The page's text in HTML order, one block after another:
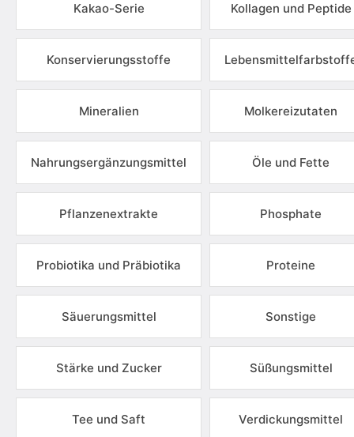
Kakao-Serie Kollagen und Peptide
Konservierungsstoffe
Mineralien Molkereizutaten
Nahrungsergänzungsmittel Öle und Fette
Pflanzenextrakte Phosphate
Probiotika und Präbiotika Proteine
Säuerungsmittel Sonstige
Stärke und Zucker Süßungsmittel
Tee und Saft Verdickungsmittel